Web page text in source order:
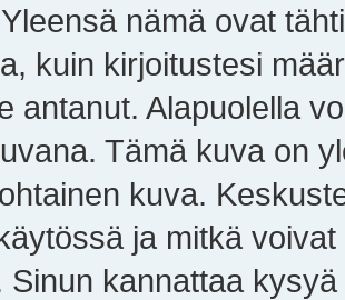
nämä ovat
kuin kirjoitustesi
antanut. Alapuolella
Tämä kuva on
kuva.
ja mitkä
Sinun kannattaa